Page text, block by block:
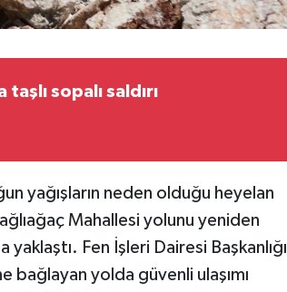
sopalı saldırı
yağışların neden olduğu heyelan
Mahallesi yolunu yeniden
Fen İşleri Dairesi Başkanlığı
bağlayan yolda güvenli ulaşımı